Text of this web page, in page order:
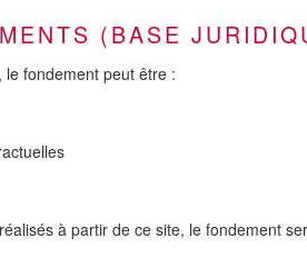
(BASE
fondement peut être :
à partir de ce site, le fondement